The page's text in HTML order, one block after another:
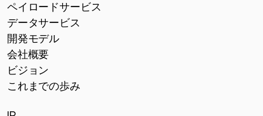
ペイロードサービス
データサービス
開発モデル
会社概要
ビジョン
これまでの歩み